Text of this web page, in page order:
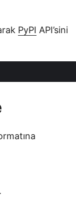
PyPI API’sini